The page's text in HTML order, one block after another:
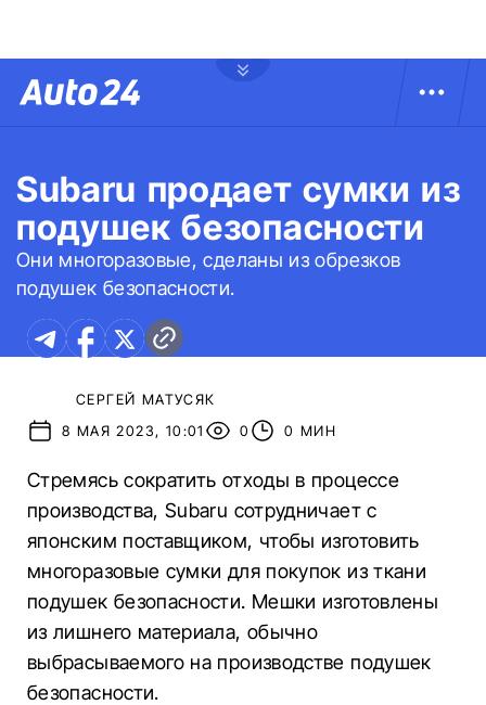
Subaru продает сумки из
подушек безопасности
Они многоразовые, сделаны из обрезков
подушек безопасности.
СЕРГЕЙ МАТУСЯК
8 МАЯ 2023, 10:01
0 0 МИН
Стремясь сократить отходы в процессе
производства, Subaru сотрудничает с
японским поставщиком, чтобы изготовить
многоразовые сумки для покупок из ткани
подушек безопасности. Мешки изготовлены
из лишнего материала, обычно
выбрасываемого на производстве подушек
безопасности.